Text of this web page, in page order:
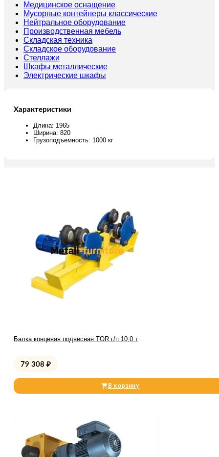
Медицинское оснащение
Мусорные контейнеры классические
Нейтральное оборудование
Производственная мебель
Складская техника
Складское оборудование
Стеллажи
Шкафы металлические
Электрические шкафы
Характеристики
Длина: 1965
Ширина: 820
Грузоподъемность: 1000 кг
Балка концевая подвесная TOR г/п 10,0 т
79 308 ₽
В корзину